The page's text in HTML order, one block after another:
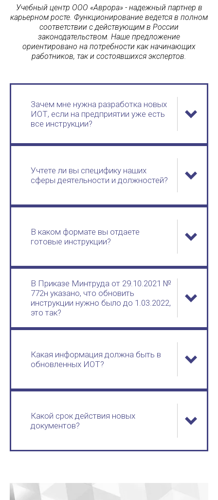
Учебный центр ООО «Аврора» - надежный партнер в
карьерном росте. Функционирование ведется в полном
соответствии с действующим в России
законодательством. Наше предложение
ориентировано на потребности как начинающих
работников, так и состоявшихся экспертов.
Зачем мне нужна разработка новых
ИОТ, если на предприятии уже есть
все инструкции?
Учтете ли вы специфику наших
сферы деятельности и должностей?
В каком формате вы отдаете
готовые инструкции?
В Приказе Минтруда от 29.10.2021 №
772н указано, что обновить
инструкции нужно было до 1.03.2022,
это так?
Какая информация должна быть в
обновленных ИОТ?
Какой срок действия новых
документов?